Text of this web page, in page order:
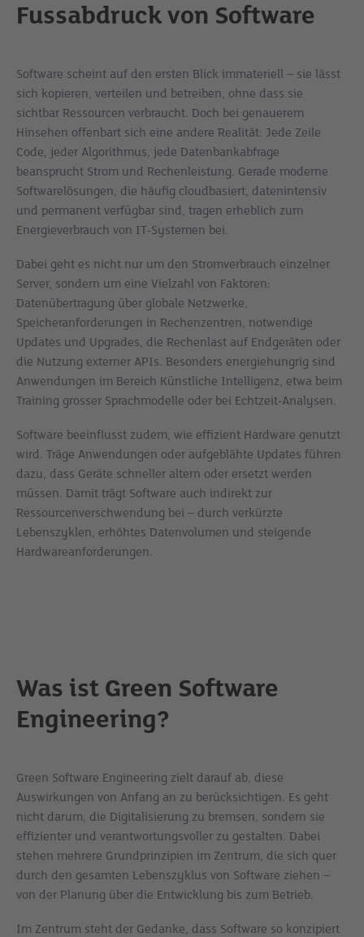
Fussabdruck von Software
Software scheint auf den ersten Blick immateriell – sie lässt
sich kopieren, verteilen und betreiben, ohne dass sie
sichtbar Ressourcen verbraucht. Doch bei genauerem
Hinsehen offenbart sich eine andere Realität: Jede Zeile
Code, jeder Algorithmus, jede Datenbankabfrage
beansprucht Strom und Rechenleistung. Gerade moderne
Softwarelösungen, die häufig cloudbasiert, datenintensiv
und permanent verfügbar sind, tragen erheblich zum
Energieverbrauch von IT-Systemen bei.
Dabei geht es nicht nur um den Stromverbrauch einzelner
Server, sondern um eine Vielzahl von Faktoren:
Datenübertragung über globale Netzwerke,
Speicheranforderungen in Rechenzentren, notwendige
Updates und Upgrades, die Rechenlast auf Endgeräten oder
die Nutzung externer APIs. Besonders energiehungrig sind
Anwendungen im Bereich Künstliche Intelligenz, etwa beim
Training grosser Sprachmodelle oder bei Echtzeit-Analysen.
Software beeinflusst zudem, wie effizient Hardware genutzt
wird. Träge Anwendungen oder aufgeblähte Updates führen
dazu, dass Geräte schneller altern oder ersetzt werden
müssen. Damit trägt Software auch indirekt zur
Ressourcenverschwendung bei – durch verkürzte
Lebenszyklen, erhöhtes Datenvolumen und steigende
Hardwareanforderungen.
Was ist Green Software
Engineering?
Green Software Engineering zielt darauf ab, diese
Auswirkungen von Anfang an zu berücksichtigen. Es geht
nicht darum, die Digitalisierung zu bremsen, sondern sie
effizienter und verantwortungsvoller zu gestalten. Dabei
stehen mehrere Grundprinzipien im Zentrum, die sich quer
durch den gesamten Lebenszyklus von Software ziehen –
von der Planung über die Entwicklung bis zum Betrieb.
Im Zentrum steht der Gedanke, dass Software so konzipiert